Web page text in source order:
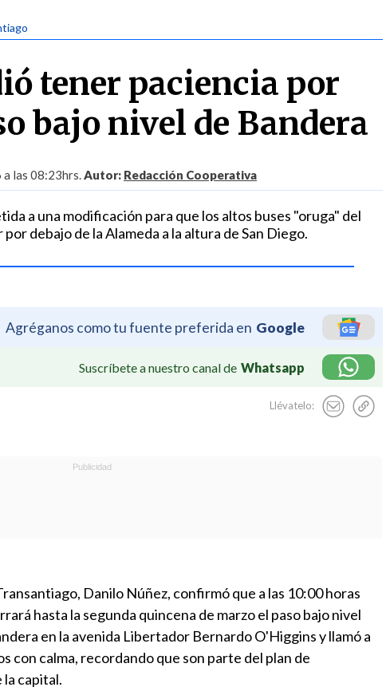
tener paciencia por
bajo nivel de Bandera
a las 08:23hrs.Autor: Redacción Cooperativa
a una modificación para que los altos buses "oruga" del
debajo de la Alameda a la altura de San Diego.
Agréganos como tu fuente preferida en Google
Suscríbete a nuestro canal de Whatsapp
Llévatelo:
Danilo Núñez, confirmó que a las 10:00 horas
hasta la segunda quincena de marzo el paso bajo nivel
en la avenida Libertador Bernardo O'Higgins y llamó a
con calma, recordando que son parte del plan de
capital.